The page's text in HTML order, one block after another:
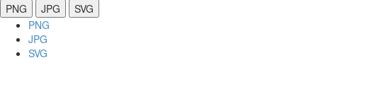
PNG
JPG
SVG
PNG
JPG
SVG